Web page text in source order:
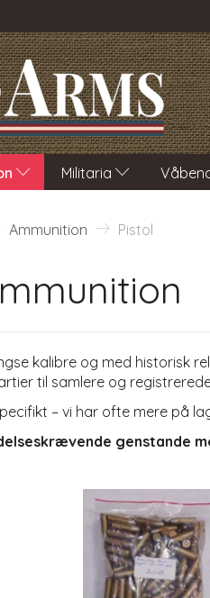
Militaria
Ammunition Pistol
kalibre og med historisk
til samlere og
– vi har ofte mere på
genstande